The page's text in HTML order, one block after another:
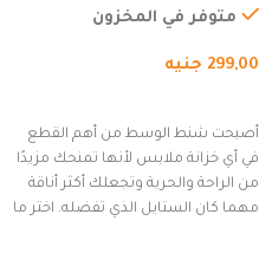
السفر، الجري العادي، المشي
(رمادي)
متوفر في المخزون
299,00 جنيه
أصبحت شنط الوسط من أهم القطع
في أي خزانة ملابس لأنها تمنحك مزيدًا
من الراحة والحرية وتجعلك أكثر أناقة
مهما كان الستايل الذي تفضله. اختر ما